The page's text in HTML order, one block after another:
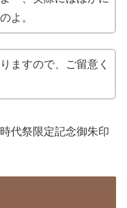
よ。
ますので、ご留意く
代祭限定記念御朱印